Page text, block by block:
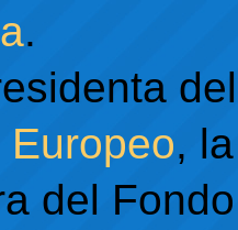
.
, la
del Fondo